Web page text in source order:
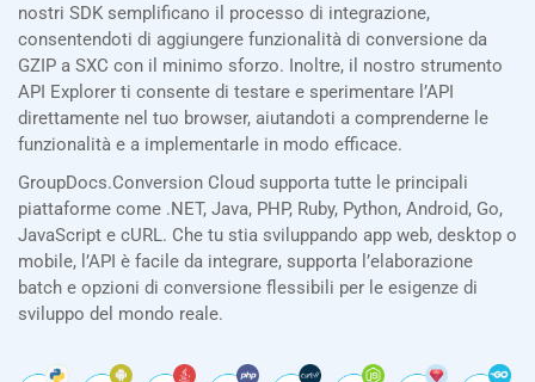
nostri SDK semplificano il processo di integrazione,
consentendoti di aggiungere funzionalità di conversione da
GZIP a SXC con il minimo sforzo. Inoltre, il nostro strumento
API Explorer ti consente di testare e sperimentare l’API
direttamente nel tuo browser, aiutandoti a comprenderne le
funzionalità e a implementarle in modo efficace.
GroupDocs.Conversion Cloud supporta tutte le principali
piattaforme come .NET, Java, PHP, Ruby, Python, Android, Go,
JavaScript e cURL. Che tu stia sviluppando app web, desktop o
mobile, l’API è facile da integrare, supporta l’elaborazione
batch e opzioni di conversione flessibili per le esigenze di
sviluppo del mondo reale.